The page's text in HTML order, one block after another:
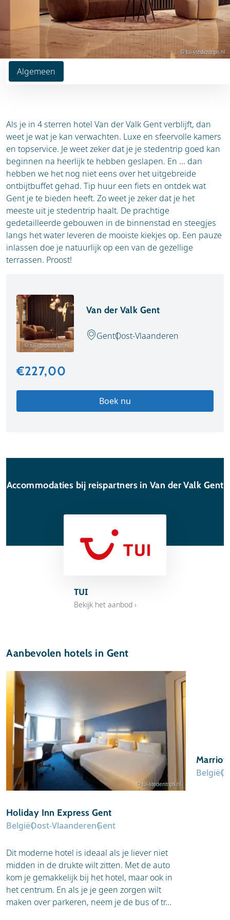
Algemeen
© tui-stedentrips.nl
Als je in 4 sterren hotel Van der Valk Gent verblijft, dan
weet je wat je kan verwachten. Luxe en sfeervolle kamers
en topservice. Je weet zeker dat je je stedentrip goed kan
beginnen na heerlijk te hebben geslapen. En ... dan
hebben we het nog niet eens over het uitgebreide
ontbijtbuffet gehad. Tip huur een fiets en ontdek wat
Gent je te bieden heeft. Zo weet je zeker dat je het
meeste uit je stedentrip haalt. De prachtige
gedetailleerde gebouwen in de binnenstad en steegjes
langs het water leveren de mooiste kiekjes op. Een pauze
inlassen doe je natuurlijk op een van de gezellige
terrassen. Proost!
© tui-stedentrips.nl
Van der Valk Gent
GentOost-Vlaanderen
€227,00
Boek nu
Accommodaties bij reispartners in Van der Valk Gent
TUI
Bekijk het aanbod ›
Aanbevolen hotels in Gent
© tui-stedentrips.nl
Holiday Inn Express Gent
BelgiëOost-VlaanderenGent
Dit moderne hotel is ideaal als je liever niet
midden in de drukte wilt zitten. Met de auto
kom je gemakkelijk bij het hotel, maar ook in
het centrum. En als je je geen zorgen wilt
maken over parkeren, neem je de bus of tr...
België